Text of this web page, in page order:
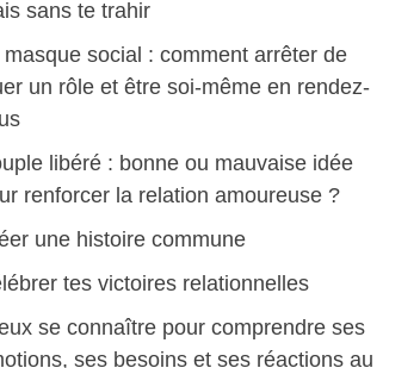
sans te trahir
masque social : comment arrêter de
un rôle et être soi-même en rendez-
libéré : bonne ou mauvaise idée
renforcer la relation amoureuse ?
une histoire commune
tes victoires relationnelles
se connaître pour comprendre ses
ses besoins et ses réactions au